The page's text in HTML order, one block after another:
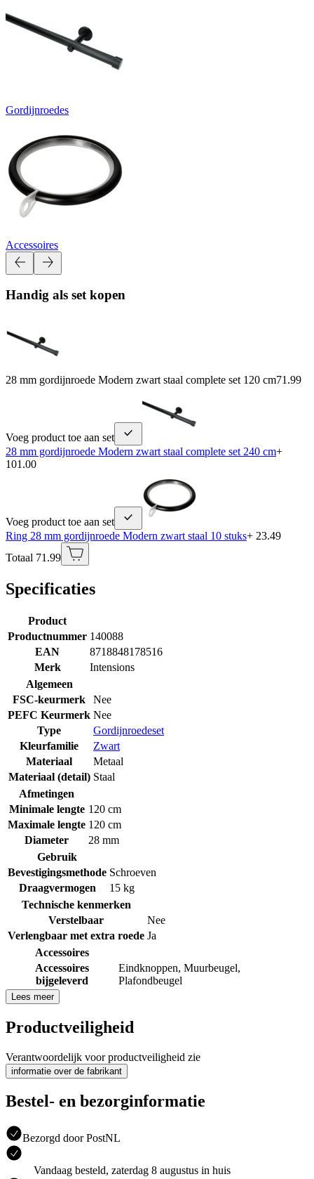
Gordijnroedes
Accessoires
Handig als set kopen
28 mm gordijnroede Modern zwart staal complete set 120 cm71.99
Voeg product toe aan set
28 mm gordijnroede Modern zwart staal complete set 240 cm+
101.00
Voeg product toe aan set
Ring 28 mm gordijnroede Modern zwart staal 10 stuks+ 23.49
Totaal 71.99
Specificaties
Product
Productnummer 140088
EAN
8718848178516
Merk
Intensions
Algemeen
FSC-keurmerk
Nee
PEFC Keurmerk Nee
Type
Gordijnroedeset
Kleurfamilie
Zwart
Materiaal
Metaal
Materiaal (detail) Staal
Afmetingen
Minimale lengte 120 cm
Maximale lengte 120 cm
Diameter
28 mm
Gebruik
Bevestigingsmethode Schroeven
Draagvermogen
15 kg
Technische kenmerken
Verstelbaar
Nee
Verlengbaar met extra roede Ja
Accessoires
Accessoires
bijgeleverd
Eindknoppen, Muurbeugel,
Plafondbeugel
Lees meer
Productveiligheid
Verantwoordelijk voor productveiligheid zie
informatie over de fabrikant
Bestel- en bezorginformatie
Bezorgd door PostNL
Vandaag besteld, zaterdag 8 augustus in huis